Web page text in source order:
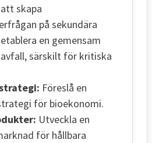
skapa
på sekundära
en gemensam
särskilt för kritiska
Föreslå en
för bioekonomi.
Utveckla en
för hållbara